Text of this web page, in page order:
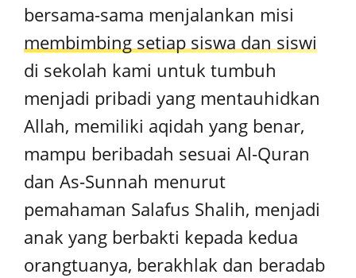
bersama-sama menjalankan misi
membimbing setiap siswa dan siswi
di sekolah kami untuk tumbuh
menjadi pribadi yang mentauhidkan
Allah, memiliki aqidah yang benar,
mampu beribadah sesuai Al-Quran
dan As-Sunnah menurut
pemahaman Salafus Shalih, menjadi
anak yang berbakti kepada kedua
orangtuanya, berakhlak dan beradab